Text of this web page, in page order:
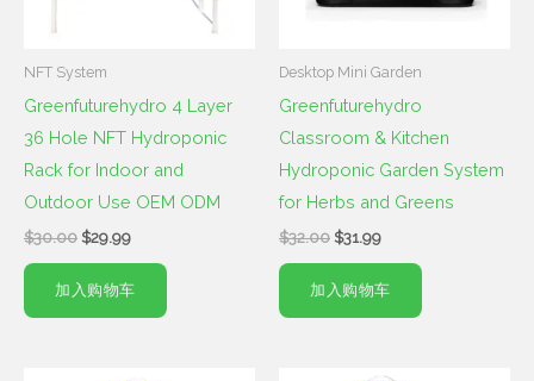
NFT System
Greenfuturehydro 4 Layer
36 Hole NFT Hydroponic
Rack for Indoor and
Outdoor Use OEM ODM
$30.00 $29.99
加入购物车
Desktop Mini Garden
Greenfuturehydro
Classroom & Kitchen
Hydroponic Garden System
for Herbs and Greens
$32.00 $31.99
加入购物车
当